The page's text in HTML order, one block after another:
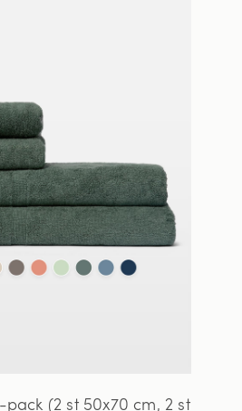
pack (2 st 50x70 cm, 2 st